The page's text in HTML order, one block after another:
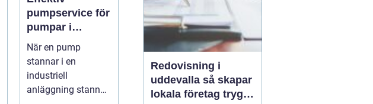
pumpservice för
pumpar i
industrin – så
undviker du
kostsamma
driftstopp
När en pump
stannar i en
industriell
anläggning stannar
Redovisning i
uddevalla så skapar
lokala företag trygg